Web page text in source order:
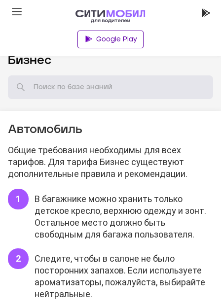
Google Play
Бизнес
Автомобиль
Общие требования необходимы для всех
тарифов. Для тарифа Бизнес существуют
дополнительные правила и рекомендации.
В багажнике можно хранить только
детское кресло, верхнюю одежду и зонт.
Остальное место должно быть
свободным для багажа пользователя.
Следите, чтобы в салоне не было
посторонних запахов. Если используете
ароматизаторы, пожалуйста, выбирайте
нейтральные.